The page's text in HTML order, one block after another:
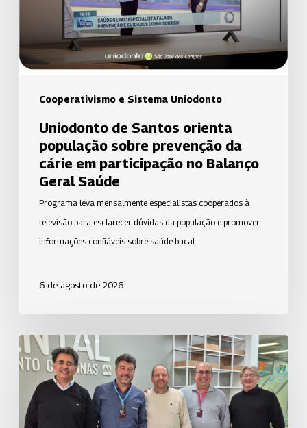
Cooperativismo e Sistema Uniodonto
prevenção
cárie
em
participação
Balanço
Geral
Saúde
Uniodonto de Santos orienta
população sobre prevenção da
cárie em participação no Balanço
Geral Saúde
Programa leva mensalmente especialistas cooperados à
televisão para esclarecer dúvidas da população e promover
informações confiáveis sobre saúde bucal.
6 de agosto de 2026
Uniodonto
Campinas
fortalece
cooperativismo